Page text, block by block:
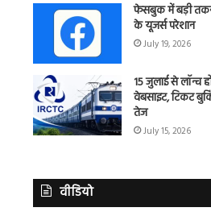
फेसबुक में बड़ी
के यूजर्स परेशान
July 19, 2026
15 जुलाई से लॉन्च
वेबसाइट, टिकट
तेज
July 15, 2026
वीडियो